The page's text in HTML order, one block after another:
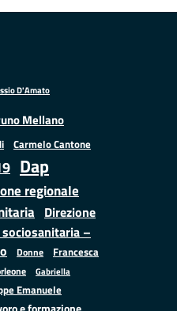
D'Amato
Mellano
Carmelo Cantone
Dap
regionale
Direzione
–
Donne
Francesca
Gabriella
Emanuele